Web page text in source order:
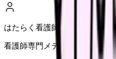
はたらく看護師さん編集部
看護師専門メディア